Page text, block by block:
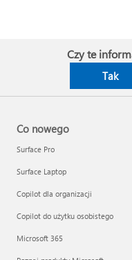
Czy te
Tak
Co nowego
Surface Pro
Surface Laptop
Copilot dla organizacji
Copilot do użytku osobistego
Microsoft 365